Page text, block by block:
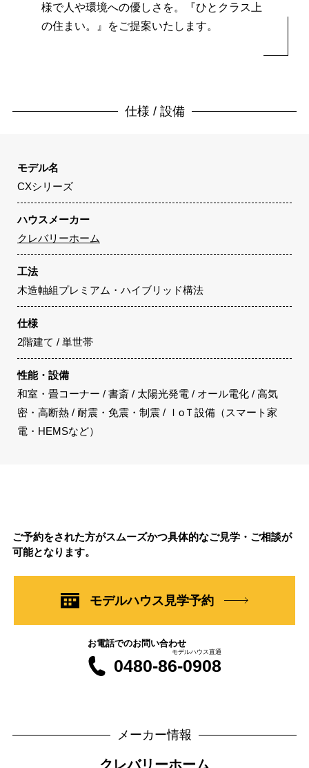
様で人や環境への優しさを。
『ひとクラス上
の住まい。』をご提案いたします。
仕様 / 設備
モデル名
CXシリーズ
ハウスメーカー
クレバリーホーム
工法
木造軸組プレミアム・ハイブリッド構法
仕様
2階建て / 単世帯
性能・設備
和室・畳コーナー / 書斎 / 太陽光発電 / オール電化 / 高気
密・高断熱 / 耐震・免震・制震 / ＩoＴ設備（スマート家
電・HEMSなど）
ご予約をされた方がスムーズかつ具体的なご見学・ご相談が
可能となります。
モデルハウス見学予約
お電話でのお問い合わせ
0480-86-0908
モデルハウス直通
メーカー情報
クレバリーホーム